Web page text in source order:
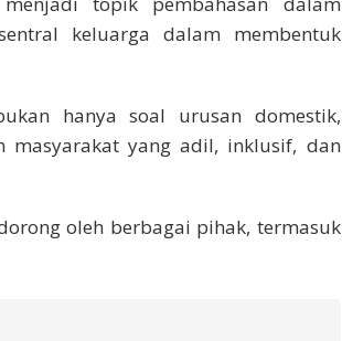
keluarga dalam membentuk
hanya soal urusan domestik,
masyarakat yang adil, inklusif, dan
oleh berbagai pihak, termasuk